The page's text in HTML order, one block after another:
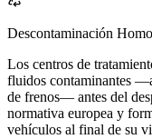
Descontaminación
Los centros de
fluidos contaminantes
de frenos— antes del
normativa europea y
vehículos al final de su